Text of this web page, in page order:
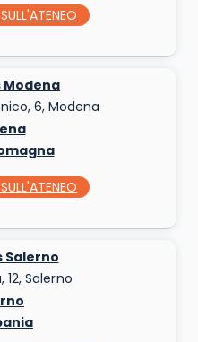
SULL'ATENEO
Modena
6, Modena
SULL'ATENEO
Salerno
12, Salerno